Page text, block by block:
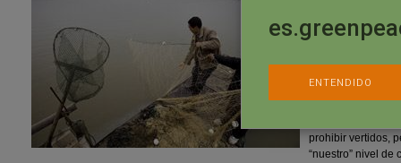
grandes vertidos
paisajísticamente
recuperarse.
prohibir vertidos,
“nuestro” nivel de
ENTENDIDO